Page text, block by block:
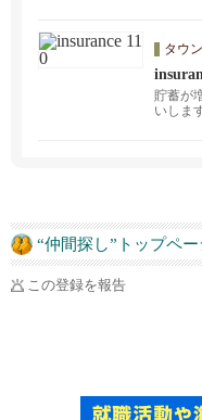
な講師
ビスを
的に合
介しま
タウ
貯蓄が
いしま
“仲間探し”トップペ
この登録を報告